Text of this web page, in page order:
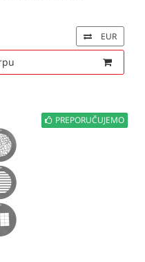
EUR
PREPORUČUJEMO